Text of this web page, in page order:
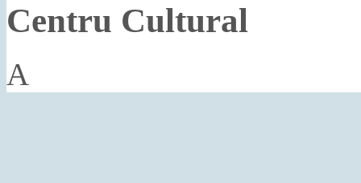
Centru Cultural
A